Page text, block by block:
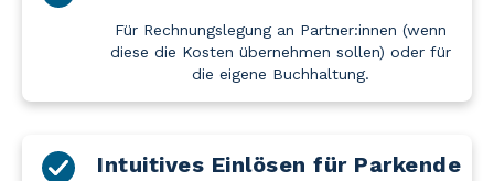
Für Rechnungslegung an Partner:innen (wenn
diese die Kosten übernehmen sollen) oder für
die eigene Buchhaltung.
Intuitives Einlösen für Parkende